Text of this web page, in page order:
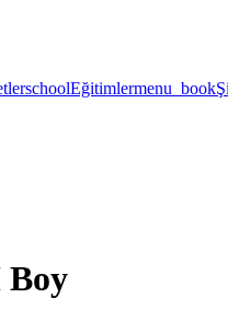
schoolEğitimlermenu_book